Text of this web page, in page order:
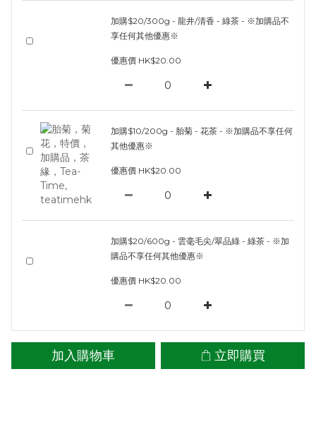
加購$20/300g - 龍井/清香 - 綠茶 - ※加購品不
享任何其他優惠※
優惠價 HK$20.00
加購$10/200g - 胎菊 - 花茶 - ※加購品不享任何
其他優惠※
優惠價 HK$20.00
加購$20/600g - 雲毫毛尖/翠品綠 - 綠茶 - ※加
購品不享任何其他優惠※
優惠價 HK$20.00
加入購物車 立即購買